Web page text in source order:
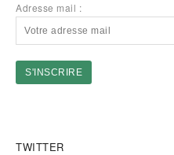
Adresse mail :
TWITTER